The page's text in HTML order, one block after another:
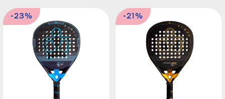
-23% -21%